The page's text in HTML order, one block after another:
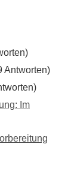
Antworten)
Im